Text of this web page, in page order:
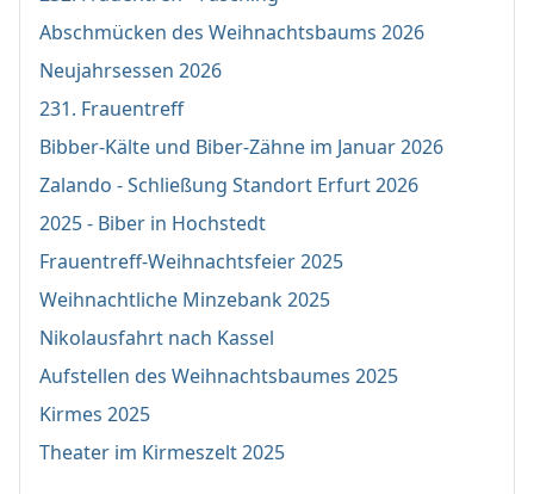
Abschmücken des Weihnachtsbaums 2026
Neujahrsessen 2026
231. Frauentreff
Bibber-Kälte und Biber-Zähne im Januar 2026
Zalando - Schließung Standort Erfurt 2026
2025 - Biber in Hochstedt
Frauentreff-Weihnachtsfeier 2025
Weihnachtliche Minzebank 2025
Nikolausfahrt nach Kassel
Aufstellen des Weihnachtsbaumes 2025
Kirmes 2025
Theater im Kirmeszelt 2025